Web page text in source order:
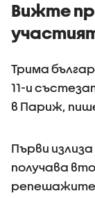
Вижте
Трима
11-и
в Париж,
Първи
получава
репешажите.